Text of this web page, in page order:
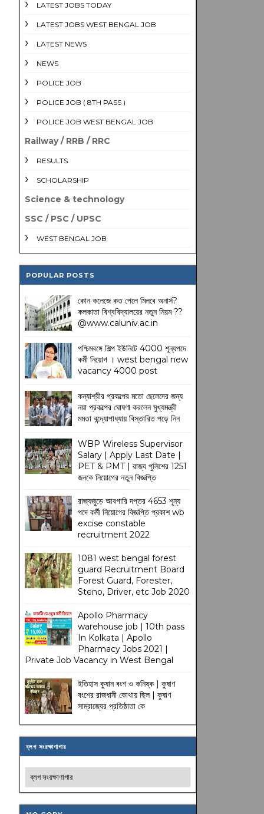
LATEST JOBS TODAY
LATEST JOBS WEST BENGAL JOB
LATEST NEWS
NEWS
POLICE JOB
POLICE JOB ( 8TH PASS )
POLICE JOB WEST BENGAL JOB
Railway / RRB / RRC
RESULTS
SCHOLARSHIP
Science & technology
SSC / PSC / UPSC
WEST BENGAL JOB
POPULAR POSTS
কোন কলেজে কত পেলে মিলবে অনার্স?
কলকাতা বিশ্ববিদ্যালয়ের নতুন নিয়ম??
@www.caluniv.ac.in
পশ্চিমবঙ্গে শিল্প ইউনিটে 4000 শূন্যপদে
কর্মী নিয়োগ । west bengal new
vacancy 4000 post
কন্যাশ্রীর প্রকল্পের মতো ছেলেদের জন্য
নয়া প্রকল্পের ঘোষণা করলেন মুখ্যমন্ত্রী
মমতা বন্দ্যোপাধ্যায় বিস্তারিত পড়ে নিন
WBP Wireless Supervisor
Salary | Apply Last Date |
PET & PMT | রাজ্য পুলিশের 1251
জনকে নিয়োগের নতুন বিজ্ঞপ্তি
রাজ্যজুড়ে আবগারি দপ্তর 4653 শূন্য
পদে কর্মী নিয়োগের বিজ্ঞপ্তি প্রকাশ wb
excise constable
recruitment 2022
1081 west bengal forest
guard Recruitment Board
Forest Guard, Forester,
Steno, Driver, etc Job 2020
Apollo Pharmacy
warehouse job | 10th pass
In Kolkata | Apollo
Pharmacy Jobs 2021 |
Private Job Vacancy in West Bengal
ইতিহাস কুষান বংশ ও কনিষ্ক | কুষাণ
বংশের রাজধানী কোথায় ছিল | কুষাণ
সাম্রাজ্যের প্রতিষ্ঠাতা কে
ব্লগ সংরক্ষাণাগার